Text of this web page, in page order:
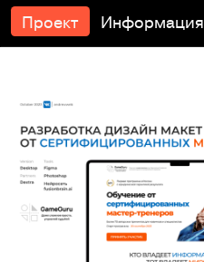
Проект Информация